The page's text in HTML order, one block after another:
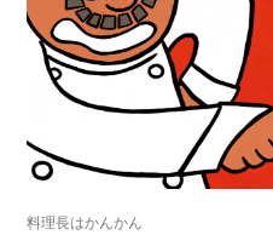
料理長はかんかん